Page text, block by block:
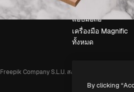
เอพีไอ
แอปมือถือ
เครื่องมือ Magnific
ทั้งหมด
Freepik Company S.L.U. สงวนลิขสิทธิ์
By clicking